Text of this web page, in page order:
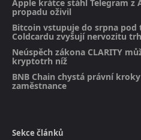
Apple krátce stáhl Telegram z
propadu oživil
Bitcoin vstupuje do srpna pod
Coldcardu zvyšují nervozitu
Neúspěch zákona CLARITY
kryptotrh níž
BNB Chain chystá právní
zaměstnance
Sekce článků